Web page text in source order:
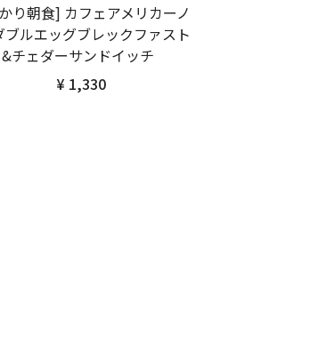
り朝食] カフェアメリカーノ
ブルエッグブレックファスト
&チェダーサンドイッチ
¥ 1,330